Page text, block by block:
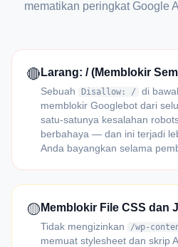
mematikan peringkat Google
🔴 Larang: / (Memblokir
Sebuah Disallow: / di
memblokir Googlebot dari
satu-satunya kesalahan
berbahaya — dan ini terjadi
Anda bayangkan selama
🟡 Memblokir File CSS dan
Tidak mengizinkan /wp-
memuat stylesheet dan skrip